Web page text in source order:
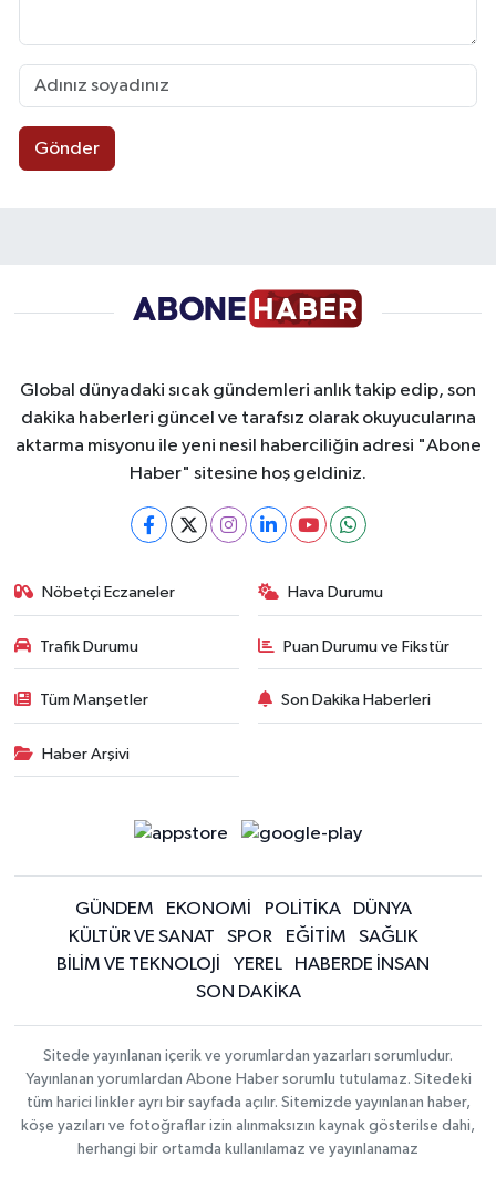
Gönder
Global dünyadaki sıcak gündemleri anlık takip edip, son
dakika haberleri güncel ve tarafsız olarak okuyucularına
aktarma misyonu ile yeni nesil haberciliğin adresi "Abone
Haber" sitesine hoş geldiniz.
Nöbetçi Eczaneler Hava Durumu
Trafik Durumu Puan Durumu ve Fikstür
Tüm Manşetler Son Dakika Haberleri
Haber Arşivi
GÜNDEM EKONOMİ POLİTİKA
DÜNYA
KÜLTÜR VE SANAT
SPOR EĞİTİM
SAĞLIK
BİLİM VE TEKNOLOJİ
YEREL
HABERDE İNSAN
SON DAKİKA
Sitede yayınlanan içerik ve yorumlardan yazarları sorumludur.
Yayınlanan yorumlardan Abone Haber sorumlu tutulamaz. Sitedeki
tüm harici linkler ayrı bir sayfada açılır. Sitemizde yayınlanan haber,
köşe yazıları ve fotoğraflar izin alınmaksızın kaynak gösterilse dahi,
herhangi bir ortamda kullanılamaz ve yayınlanamaz